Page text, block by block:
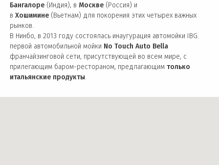
Бангалоре (Индия), в Москве (Россия) и
в Хошимине (Вьетнам) для покорения этих четырех важных
рынков.
В Нинбо, в 2013 году состоялась инаугурация автомойки IBG.
первой автомобильной мойки No Touch Auto Bella
франчайзинговой сети, присутствующей во всем мире, с
прилегающим баром-рестораном, предлагающим только
итальянские продукты.